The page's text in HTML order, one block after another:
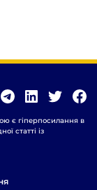
є гіперпосилання в
статті із